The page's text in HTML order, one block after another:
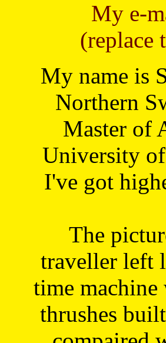
My e-
(replace
My name is
Northern
Master of
University
I've got
The
traveller left
time machine
thrushes